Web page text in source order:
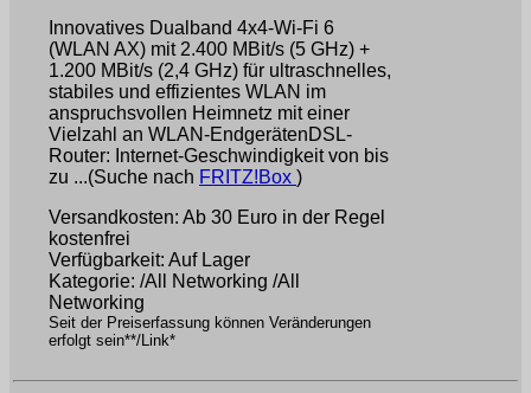
Innovatives Dualband 4x4-Wi-Fi 6
(WLAN AX) mit 2.400 MBit/s (5 GHz) +
1.200 MBit/s (2,4 GHz) für ultraschnelles,
stabiles und effizientes WLAN im
anspruchsvollen Heimnetz mit einer
Vielzahl an WLAN-EndgerätenDSL-
Router: Internet-Geschwindigkeit von bis
zu ...(Suche nach FRITZ!Box )
Versandkosten: Ab 30 Euro in der Regel
kostenfrei
Verfügbarkeit: Auf Lager
Kategorie: /All Networking /All
Networking
Seit der Preiserfassung können Veränderungen
erfolgt sein**/Link*